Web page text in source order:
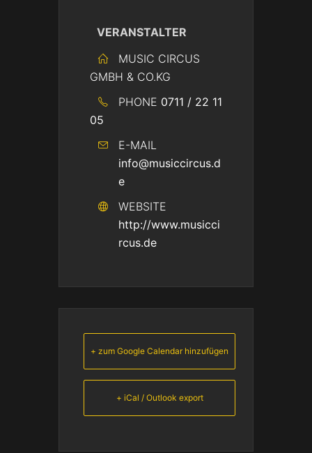
VERANSTALTER
MUSIC CIRCUS
GMBH & CO.KG
PHONE 0711 / 22 11
05
E-MAIL
info@musiccircus.d
e
WEBSITE
http://www.musicci
rcus.de
+ zum Google Calendar hinzufügen
+ iCal / Outlook export